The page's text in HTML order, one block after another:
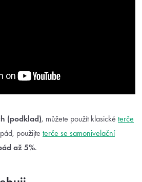
(podklad), můžete použít klasické terče
použijte terče se samonivelační
až 5%.